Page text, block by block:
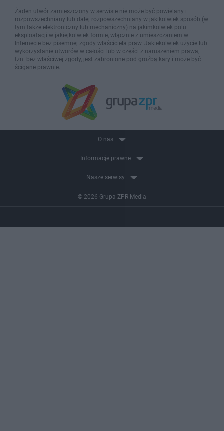
Żaden utwór zamieszczony w serwisie nie może być powielany i
rozpowszechniany lub dalej rozpowszechniany w jakikolwiek sposób (w
tym także elektroniczny lub mechaniczny) na jakimkolwiek polu
eksploatacji w jakiejkolwiek formie, włącznie z umieszczaniem w
Internecie bez pisemnej zgody właściciela praw. Jakiekolwiek użycie lub
wykorzystanie utworów w całości lub w części z naruszeniem prawa,
tzn. bez właściwej zgody, jest zabronione pod groźbą kary i może być
ścigane prawnie.
O nas
Informacje prawne
Nasze serwisy
© 2026 Grupa ZPR Media